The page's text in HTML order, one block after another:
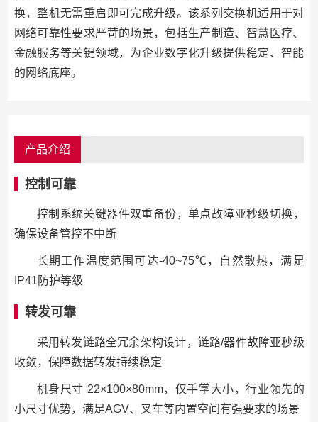
换，整机无需重启即可完成升级。该系列交换机适用于对
网络可靠性要求严苛的场景，包括生产制造、智慧医疗、
金融服务等关键领域，为企业数字化升级提供稳定、智能
的网络底座。
产品介绍
控制可靠
控制系统关键器件双重备份，单点故障亚秒级切换，
确保设备管控不中断
长期工作温度范围可达-40~75℃，自然散热，满足
IP41防护等级
转发可靠
采用转发链路全冗余架构设计，链路/器件故障亚秒级
收敛，保障数据转发持续稳定
机身尺寸 22×100×80mm，仅手掌大小，行业领先的
小尺寸优势，满足AGV、叉车等内置空间有强要求的场景